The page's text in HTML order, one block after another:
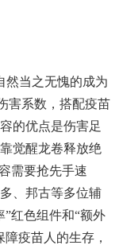
然当之无愧的成为
害系数，搭配疫苗
的优点是伤害足
觉醒龙卷释放绝
需要抢先手速
、邦古等多位辅
红色组件和“额外
疫苗人的生存，